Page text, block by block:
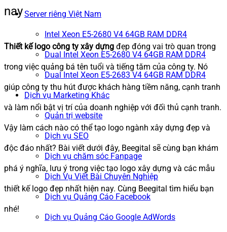
Server riêng Việt Nam
Intel Xeon E5-2680 V4 64GB RAM DDR4
Dual Intel Xeon E5-2680 V4 64GB RAM DDR4
Dual Intel Xeon E5-2683 V4 64GB RAM DDR4
Dịch vụ Marketing Khác
Quản trị website
Dịch vụ SEO
Dịch vụ chăm sóc Fanpage
Dịch Vụ Viết Bài Chuyên Nghiệp
Dịch vụ Quảng Cáo Facebook
Dịch vụ Quảng Cáo Google AdWords
nay
Thiết kế logo công ty xây dựng đẹp đóng vai trò quan trọng
trong việc quảng bá tên tuổi và tiếng tăm của công ty. Nó
giúp công ty thu hút được khách hàng tiềm năng, cạnh tranh
và làm nổi bật vị trí của doanh nghiệp với đối thủ cạnh tranh.
Vậy làm cách nào có thể tạo logo ngành xây dựng đẹp và
độc đáo nhất? Bài viết dưới đây, Beegital sẽ cùng bạn khám
phá ý nghĩa, lưu ý trong việc tạo logo xây dựng và các mẫu
thiết kế logo đẹp nhất hiện nay. Cùng Beegital tìm hiểu bạn
nhé!